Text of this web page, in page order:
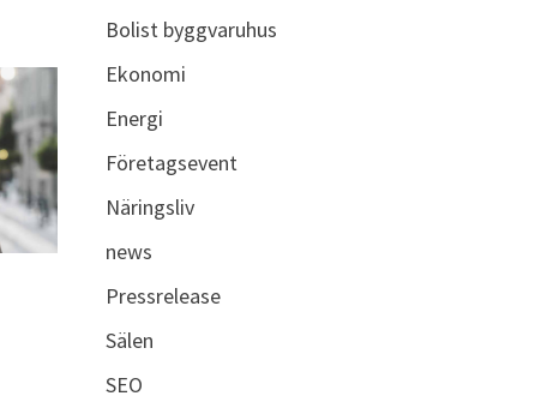
Bolist byggvaruhus
Ekonomi
Energi
Företagsevent
Näringsliv
news
Pressrelease
Sälen
SEO